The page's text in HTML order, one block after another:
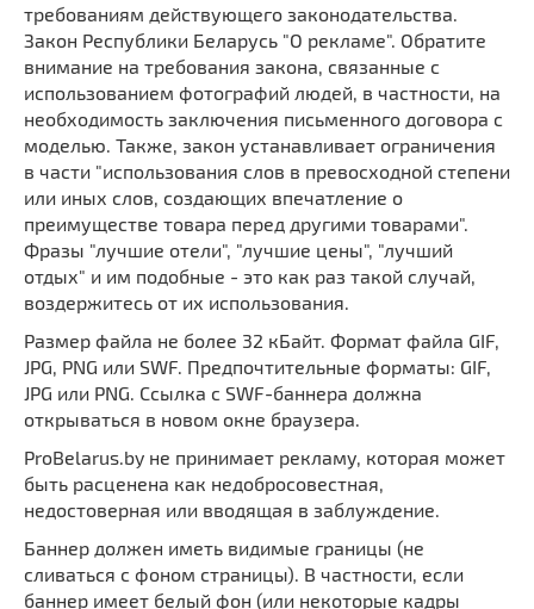
требованиям действующего законодательства.
Закон Республики Беларусь "О рекламе". Обратите
внимание на требования закона, связанные с
использованием фотографий людей, в частности, на
необходимость заключения письменного договора с
моделью. Также, закон устанавливает ограничения
в части "использования слов в превосходной степени
или иных слов, создающих впечатление о
преимуществе товара перед другими товарами".
Фразы "лучшие отели", "лучшие цены", "лучший
отдых" и им подобные - это как раз такой случай,
воздержитесь от их использования.
Размер файла не более 32 кБайт. Формат файла GIF,
JPG, PNG или SWF. Предпочтительные форматы: GIF,
JPG или PNG. Ссылка с SWF-баннера должна
открываться в новом окне браузера.
ProBelarus.by не принимает рекламу, которая может
быть расценена как недобросовестная,
недостоверная или вводящая в заблуждение.
Баннер должен иметь видимые границы (не
сливаться с фоном страницы). В частности, если
баннер имеет белый фон (или некоторые кадры